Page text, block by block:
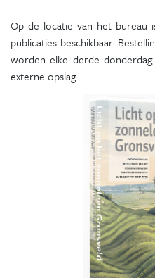
Op de locatie van het bureau
publicaties beschikbaar.
worden elke derde
externe opslag.